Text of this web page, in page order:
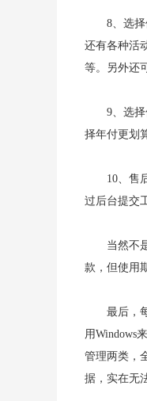
8、选
还有各种活
等。另外还
9、选
择年付更划
10、售
过后台提交
当然不
款，但使用
最后，
用Windows
管理两类，
据，实在无